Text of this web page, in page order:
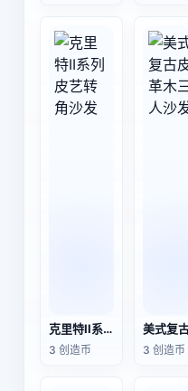
克里特II系列皮艺转角沙发
3 创造币 3 创造币